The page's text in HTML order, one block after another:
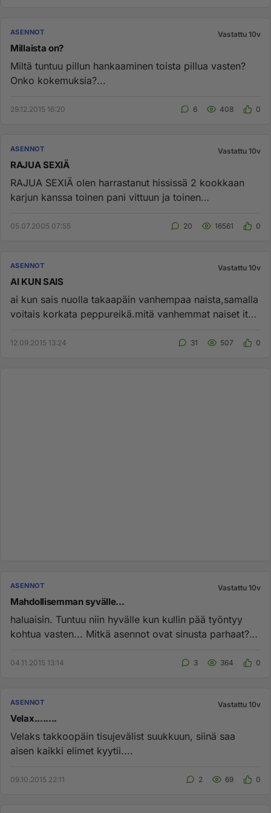
ASENNOT Vastattu 10v
Millaista on?
Miltä tuntuu pillun hankaaminen toista pillua vasten?
Onko kokemuksia?...
29.12.2015 16:20 6 408 0
ASENNOT Vastattu 10v
RAJUA SEXIÄ
RAJUA SEXIÄ olen harrastanut hississä 2 kookkaan
karjun kanssa toinen pani vittuun ja toinen
05.07.2005 07:55 20 16561 0
ASENNOT Vastattu 10v
AI KUN SAIS
ai kun sais nuolla takaapäin vanhempaa naista,samalla
voitais korkata peppureikä.mitä vanhemmat naiset itse
12.09.2015 13:24 31 507 0
ASENNOT Vastattu 10v
Mahdollisemman syvälle...
haluaisin. Tuntuu niin hyvälle kun kullin pää työntyy
kohtua vasten... Mitkä asennot ovat sinusta parhaat?
04.11.2015 13:14 3 364 0
ASENNOT Vastattu 10v
Velax........
Velaks takkoopäin tisujevälist suukkuun, siinä saa
aisen kaikki elimet kyytii....
09.10.2015 22:11 2 69 0